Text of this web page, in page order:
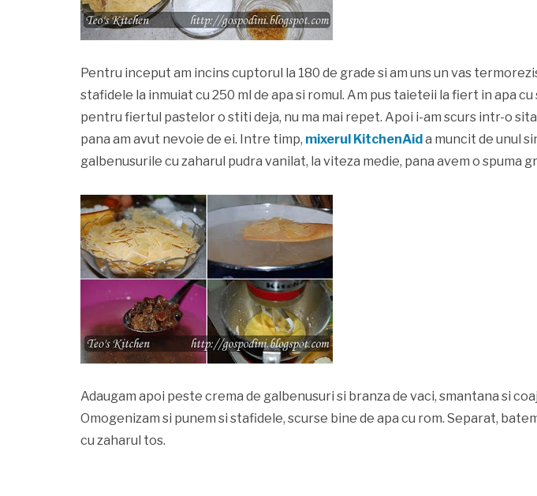
Pentru inceput am incins cuptorul la 180 de grade si am uns un vas
stafidele la inmuiat cu 250 ml de apa si romul. Am pus taieteii la fiert in apa
pentru fiertul pastelor o stiti deja, nu ma mai repet. Apoi i-am scurs intr-o
pana am avut nevoie de ei. Intre timp, mixerul KitchenAida muncit de unul
galbenusurile cu zaharul pudra vanilat, la viteza medie, pana avem o spuma
Adaugam apoi peste crema de galbenusuri si branza de vaci, smantana si
Omogenizam si punem si stafidele, scurse bine de apa cu rom. Separat,
cu zaharul tos.